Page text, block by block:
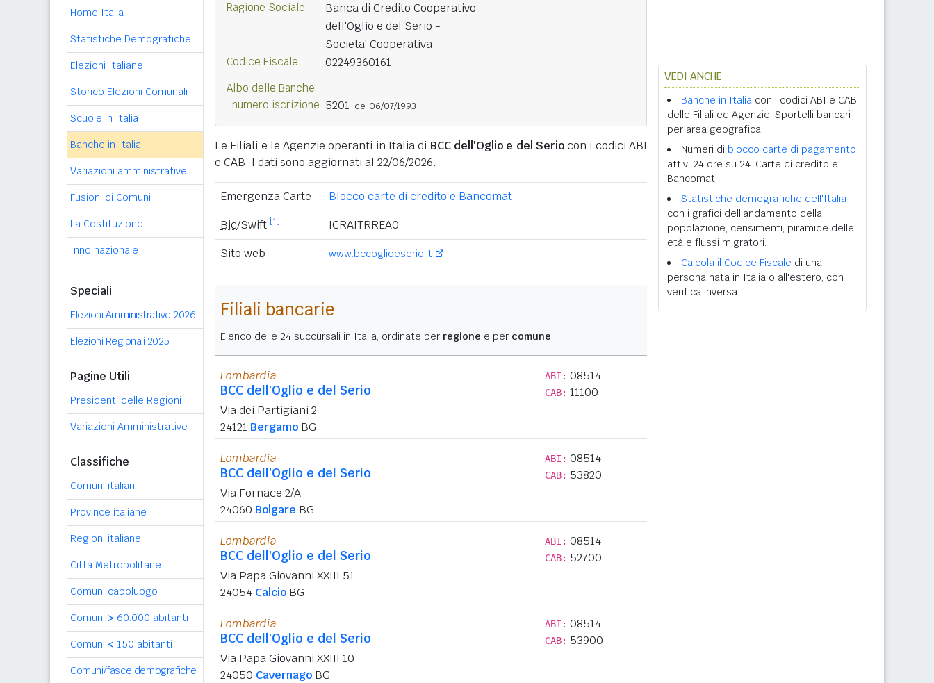
Home Italia
Statistiche Demografiche
Elezioni Italiane
Storico Elezioni Comunali
Scuole in Italia
Banche in Italia
Variazioni amministrative
Fusioni di Comuni
La Costituzione
Inno nazionale
Speciali
Elezioni Amministrative 2026
Elezioni Regionali 2025
Pagine Utili
Presidenti delle Regioni
Variazioni Amministrative
Classifiche
Comuni italiani
Province italiane
Regioni italiane
Città Metropolitane
Comuni capoluogo
Comuni > 60.000 abitanti
Comuni < 150 abitanti
Comuni/fasce demografiche
Ragione Sociale
Banca di Credito Cooperativo
dell'Oglio e del Serio -
Societa' Cooperativa
Codice Fiscale 02249360161
Albo delle Banche
numero iscrizione 5201 del 06/07/1993
Le Filiali e le Agenzie operanti in Italia di BCC dell'Oglio e del Seriocon i codici ABI
e CAB. I dati sono aggiornati al 22/06/2026.
Emergenza Carte
Blocco carte di credito e Bancomat
Bic/Swift [1]
ICRAITRREA0
Sito web
www.bccoglioeserio.it
Filiali bancarie
Elenco delle 24 succursali in Italia, ordinate per regione e per comune
Lombardia
BCC dell'Oglio e del Serio
Via dei Partigiani 2
24121 Bergamo BG
ABI: 08514
CAB: 11100
Lombardia
BCC dell'Oglio e del Serio
Via Fornace 2/A
24060 Bolgare BG
ABI: 08514
CAB: 53820
Lombardia
BCC dell'Oglio e del Serio
Via Papa Giovanni XXIII 51
24054 Calcio BG
ABI: 08514
CAB: 52700
Lombardia
BCC dell'Oglio e del Serio
Via Papa Giovanni XXIII 10
24050 Cavernago BG
ABI: 08514
CAB: 53900
VEDI ANCHE
Banche in Italia con i codici ABI e CAB
delle Filiali ed Agenzie. Sportelli bancari
per area geografica.
Numeri di blocco carte di pagamento
attivi 24 ore su 24. Carte di credito e
Bancomat.
Statistiche demografiche dell'Italia
con i grafici dell'andamento della
popolazione, censimenti, piramide delle
età e flussi migratori.
Calcola il Codice Fiscale di una
persona nata in Italia o all'estero, con
verifica inversa.